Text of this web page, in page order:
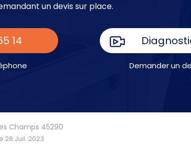
un devis sur place.
14
Demander un
Champs 45290
28 Juil. 2023